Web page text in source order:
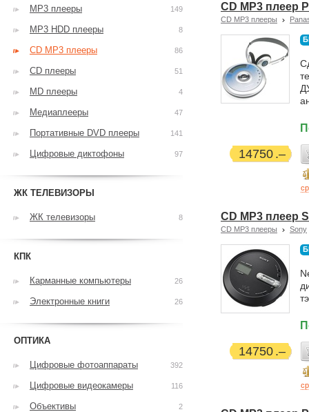
CD MP3 плеер
CD MP3 плееры
14750
CD MP3 плеер
CD MP3 плееры Sony
14750
MP3 плееры 149
MP3 HDD плееры 8
CD MP3 плееры 86
CD плееры 51
MD плееры 4
Медиаплееры 47
Портативные DVD плееры 141
Цифровые диктофоны 97
ЖК ТЕЛЕВИЗОРЫ
ЖК телевизоры 8
КПК
Карманные компьютеры 26
Электронные книги 26
ОПТИКА
Цифровые фотоаппараты 392
Цифровые видеокамеры 116
Объективы 2